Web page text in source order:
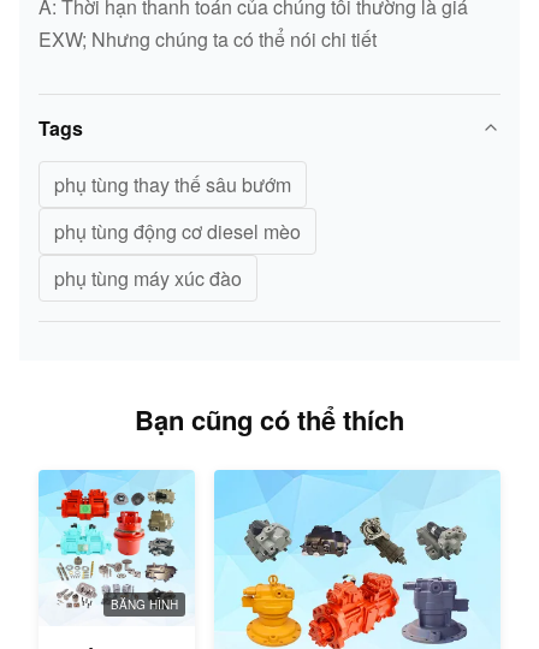
A: Thời hạn thanh toán của chúng tôi thường là giá
EXW; Nhưng chúng ta có thể nói chi tiết
Tags
phụ tùng thay thế sâu bướm
phụ tùng động cơ diesel mèo
phụ tùng máy xúc đào
Bạn cũng có thể thích
BĂNG HÌNH